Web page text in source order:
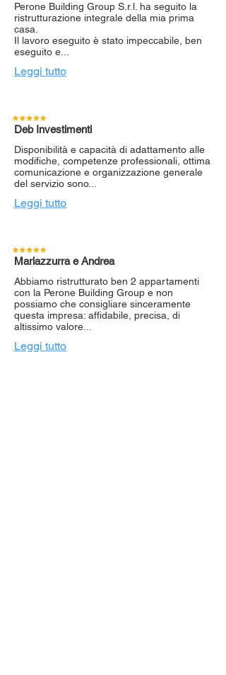
Perone Building Group S.r.l. ha seguito la
ristrutturazione integrale della mia prima
casa.
Il lavoro eseguito è stato impeccabile, ben
eseguito e...
Leggi tutto
Deb Investimenti
Disponibilità e capacità di adattamento alle
modifiche, competenze professionali, ottima
comunicazione e organizzazione generale
del servizio sono...
Leggi tutto
Mariazzurra e Andrea
Abbiamo ristrutturato ben 2 appartamenti
con la Perone Building Group e non
possiamo che consigliare sinceramente
questa impresa: affidabile, precisa, di
altissimo valore...
Leggi tutto